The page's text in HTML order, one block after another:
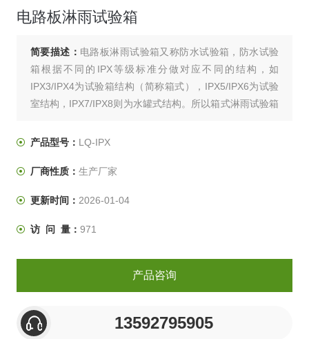
电路板淋雨试验箱
简要描述： 电路板淋雨试验箱又称防水试验箱，防水试验
箱根据不同的IPX等级标准分做对应不同的结构，如
IPX3/IPX4为试验箱结构（简称箱式），IPX5/IPX6为试验
室结构，IPX7/IPX8则为水罐式结构。所以箱式淋雨试验箱
大家讲解一下IPX3与及IPX4的标准详细要求。
产品型号： LQ-IPX
厂商性质： 生产厂家
更新时间： 2026-01-04
访 问 量： 971
产品咨询
13592795905